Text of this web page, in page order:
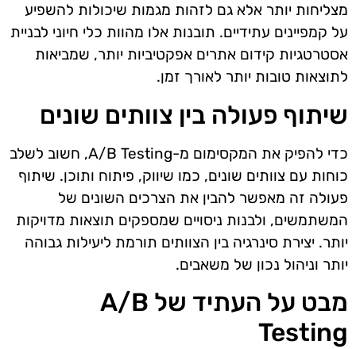
מצליחות יותר אלא גם לזהות מגמות שיכולות להשפיע
על קמפיינים עתידיים. תובנות אלו מהוות כלי חיוני לבניית
אסטרטגיות קידום אתרים אפקטיביות יותר, שמביאות
לתוצאות טובות יותר לאורך זמן.
שיתוף פעולה בין צוותים שונים
כדי להפיק את המקסימום מ-A/B Testing, חשוב לשלב
כוחות עם צוותים שונים, כמו שיווק, פיתוח ותוכן. שיתוף
פעולה זה מאפשר להבין את הצרכים השונים של
המשתמשים, ולבנות ניסויים שמספקים תוצאות מדויקות
יותר. יצירת סינרגיה בין הצוותים תורמת ליעילות גבוהה
יותר וניהול נכון של משאבים.
מבט על העתיד של A/B
Testing